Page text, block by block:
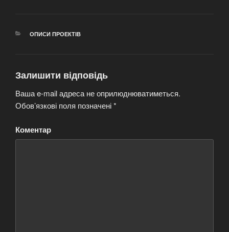
КАТЕГОРІЇ
ОПИСИ ПРОЕКТІВ
Залишити відповідь
Ваша e-mail адреса не оприлюднюватиметься.
Обов’язкові поля позначені*
Коментар